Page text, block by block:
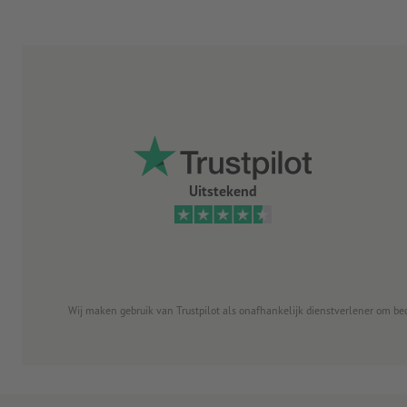
Uitstekend
Wij maken gebruik van Trustpilot als onafhankelijk dienstverlener om